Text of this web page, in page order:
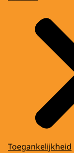
Toegankelijkheid